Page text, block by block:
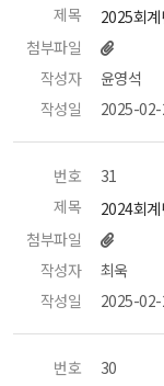
제목
2025회
첨부파일
작성자
윤영석
작성일
2025-
번호
31
제목
2024회
첨부파일
작성자
최욱
작성일
2025-
번호
30